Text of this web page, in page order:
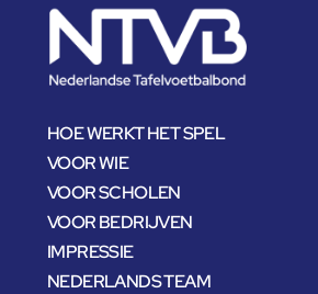
HOE WERKT HET SPEL
VOOR WIE
VOOR SCHOLEN
VOOR BEDRIJVEN
IMPRESSIE
NEDERLANDS TEAM